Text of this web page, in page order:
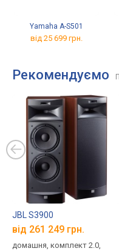
Yamaha A-S501
від 25 699 грн.
Рекомендуємо
JBL S3900
від 261 249 грн.
домашня, комплект 2.0,